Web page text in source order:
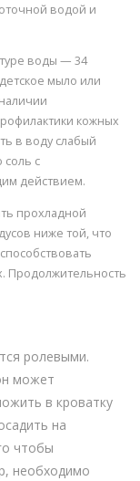
водой и
воды — 34
мыло или
кожных
в воду слабый
соль с
действием.
прохладной
ниже той, что
Продолжительность
ролевыми.
может
в кроватку
на
чтобы
необходимо